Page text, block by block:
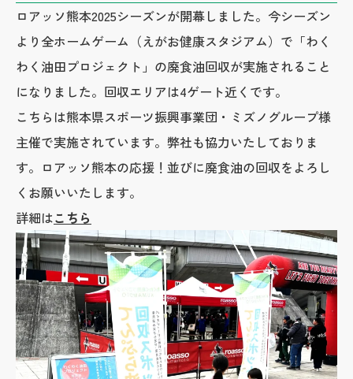
ロアッソ熊本2025シーズンが開幕しました。今シーズン
より全ホームゲーム（えがお健康スタジアム）で「わく
わく油田プロジェクト」の廃食油回収が実施されること
になりました。回収エリアは4ゲート近くです。
こちらは熊本県スポーツ振興事業団・ミズノグループ様
主催で実施されています。弊社も協力いたしておりま
す。ロアッソ熊本の応援！並びに廃食油の回収をよろし
くお願いいたします。
詳細はこちら